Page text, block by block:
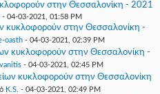
στην Θεσσαλονίκη - 2021
- 04-03-2021, 01:58 PM
κυκλοφορούν στην Θεσσαλονίκη -
oasth- 04-03-2021, 02:39 PM
κυκλοφορούν στην Θεσσαλονίκη -
- 04-03-2021, 02:45 PM
κυκλοφορούν στην Θεσσαλονίκη
K.S. - 04-03-2021, 02:49 PM